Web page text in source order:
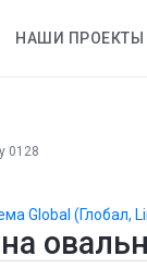
НАШИ ПРОЕКТЫ
0128
Global (Глобал,